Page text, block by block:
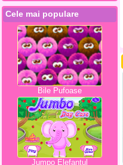
Cele mai populare
Bile Pufoase
Jumpo Elefantul